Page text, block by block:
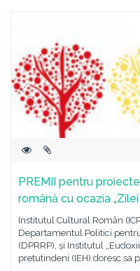
PREMII pentru
română cu ocazia
Institutul Cultural Român
Departamentul Politici
(DPRRP), și Institutul
pretutindeni (IEH) doresc sa